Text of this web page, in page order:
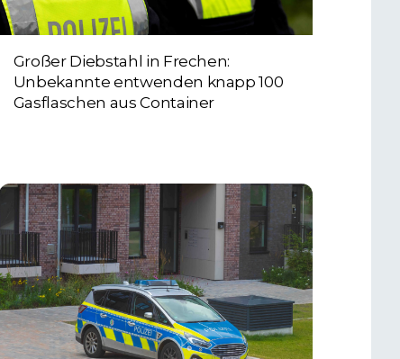
Großer Diebstahl in Frechen:
Unbekannte entwenden knapp 100
Gasflaschen aus Container